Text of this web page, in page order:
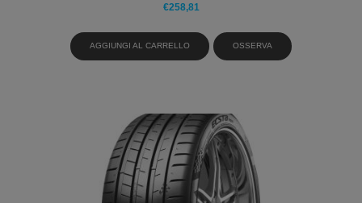
€258,81
AGGIUNGI AL CARRELLO OSSERVA